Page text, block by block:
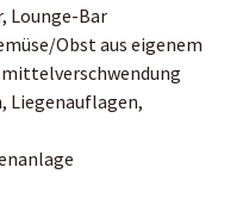
Lounge-Bar
Obst aus eigenem
Liegenauflagen,